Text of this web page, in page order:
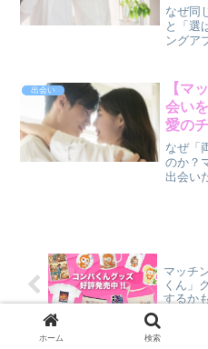
なぜ同
と「選
ングア
か？
なく
出会い
【マ
会い
愛の
なぜ「
のか？
出会い
マッチ
くん」
するか
ホーム 検索